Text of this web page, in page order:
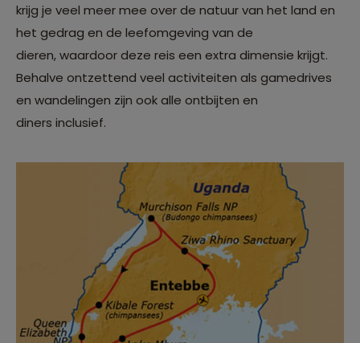
krijg je veel meer mee over de natuur van het land en
het gedrag en de leefomgeving van de
dieren, waardoor deze reis een extra dimensie krijgt.
Behalve ontzettend veel activiteiten als gamedrives
en wandelingen zijn ook alle ontbijten en
diners inclusief.